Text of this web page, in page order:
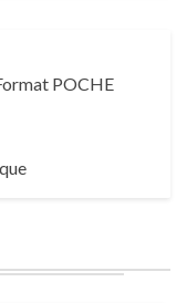
POCHE